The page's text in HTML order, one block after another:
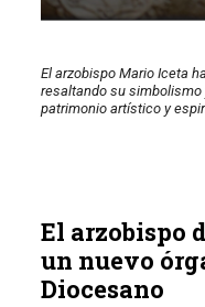
El arzobispo Mario Iceta
resaltando su
patrimonio artístico y
El arzobispo
un nuevo
Diocesano